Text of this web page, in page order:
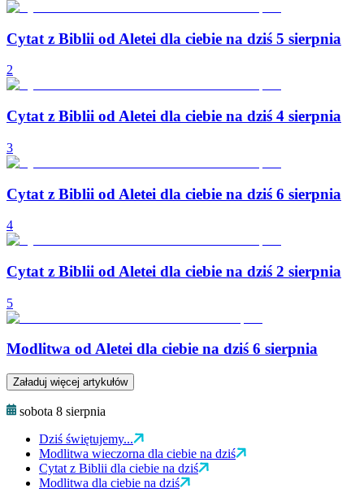
Cytat z Biblii od Aletei dla ciebie na dziś 5 sierpnia
2
Cytat z Biblii od Aletei dla ciebie na dziś 4 sierpnia
3
Cytat z Biblii od Aletei dla ciebie na dziś 6 sierpnia
4
Cytat z Biblii od Aletei dla ciebie na dziś 2 sierpnia
5
Modlitwa od Aletei dla ciebie na dziś 6 sierpnia
Załaduj więcej artykułów
sobota 8 sierpnia
Dziś świętujemy...
Modlitwa wieczorna dla ciebie na dziś
Cytat z Biblii dla ciebie na dziś
Modlitwa dla ciebie na dziś